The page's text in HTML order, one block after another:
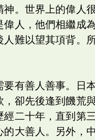
。世界上的偉人
人，他們相繼成
難以望其項背。
有善人善事。日
卻先後逢到饑荒
二十年，直到第
大善人。另外，